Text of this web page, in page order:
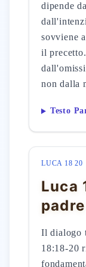
dipende
sovviene
il
non dalla
Testo
LUCA 18 20
Luca
Il dialogo
18:18-20